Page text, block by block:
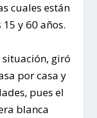
cuales están
y 60 años.
giró
por casa y
pues el
blanca